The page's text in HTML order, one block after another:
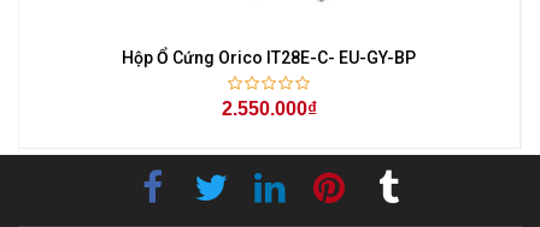
Hộp Ổ Cứng Orico IT28E-C- EU-GY-BP
2.550.000₫